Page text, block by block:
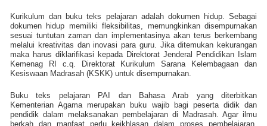
Kurikulum dan buku teks pelajaran adalah dokumen hidup. Sebagai
dokumen hidup memiliki fleksibilitas, memungkinkan disempurnakan
sesuai tuntutan zaman dan implementasinya akan terus berkembang
melalui kreativitas dan inovasi para guru. Jika ditemukan kekurangan
maka harus diklarifikasi kepada Direktorat Jenderal Pendidikan Islam
Kemenag RI c.q. Direktorat Kurikulum Sarana Kelembagaan dan
Kesiswaan Madrasah (KSKK) untuk disempurnakan.
Buku teks pelajaran PAI dan Bahasa Arab yang diterbitkan
Kementerian Agama merupakan buku wajib bagi peserta didik dan
pendidik dalam melaksanakan pembelajaran di Madrasah. Agar ilmu
berkah dan manfaat perlu keikhlasan dalam proses pembelajaran,